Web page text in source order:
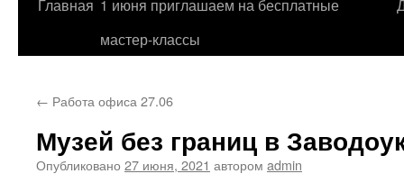
Главная 1 июня приглашаем на бесплатные
мастер-классы
← Работа офиса 27.06
Музей без границ в
Опубликовано 27 июня, 2021 автором admin